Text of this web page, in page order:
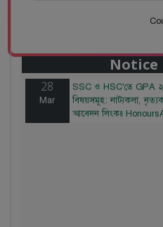
Notice
টাকা। আবেদন লিংকঃ
28
Mar
SSC ও HSC'তে GPA
বিষয়সমূহ: নাট্যকলা,
আবেদন লিংকঃ